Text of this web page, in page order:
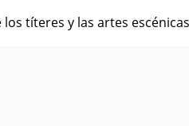
títeres y las artes